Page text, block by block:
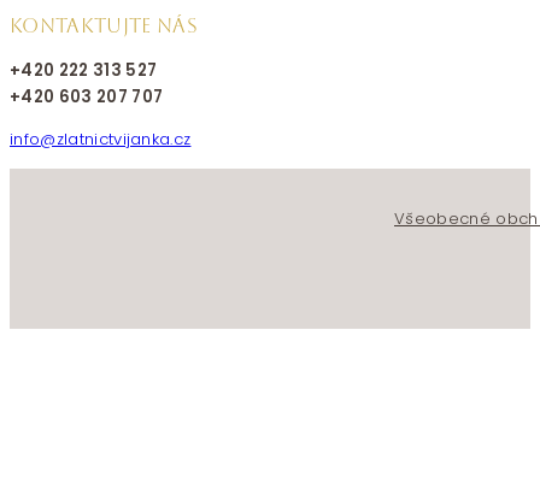
KONTAKTUJTE NÁS
+420 222 313 527
+420 603 207 707
info@zlatnictvijanka.cz
Všeobecné